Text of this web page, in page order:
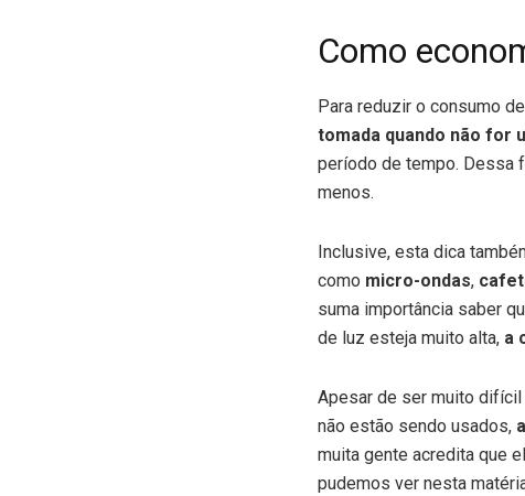
Como
Para reduzir o consumo
tomada quando não for
período de tempo. Dessa
menos.
Inclusive, esta dica
como micro-ondas,
suma importância saber
de luz esteja muito alta, a
Apesar de ser muito
não estão sendo usados,
muita gente acredita que
pudemos ver nesta